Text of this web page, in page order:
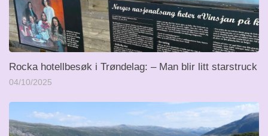
Rocka hotellbesøk i Trøndelag: – Man blir litt starstruck
04/10/2025